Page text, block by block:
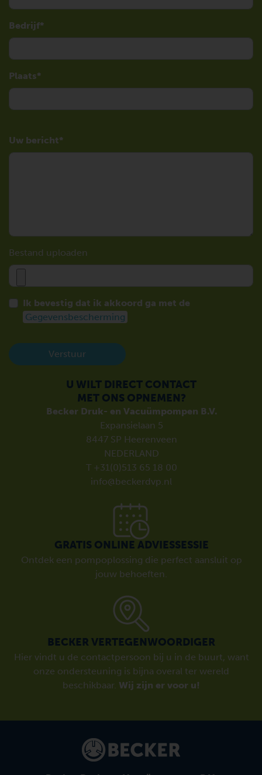
Bedrijf
Plaats
Uw bericht
Bestand uploaden
Ik bevestig dat ik akkoord ga met de
Gegevensbescherming
Verstuur
U WILT DIRECT CONTACT
MET ONS OPNEMEN?
Becker Druk- en Vacuümpompen B.V.
Expansielaan 5
8447 SP Heerenveen
NEDERLAND
T +31(0)513 65 18 00
info@beckerdvp.nl
GRATIS ONLINE ADVIESSESSIE
Ontdek een pompoplossing die perfect aansluit op
jouw behoeften.
BECKER VERTEGENWOORDIGER
Hier vindt u de contactpersoon bij u in de buurt, want
onze ondersteuning is bijna overal ter wereld
beschikbaar. Wij zijn er voor u!